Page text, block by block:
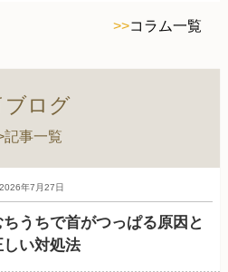
>>コラム一覧
ブログ
記事一覧
ちうちで首がつっぱる原因と
しい対処法
2026年7月27日